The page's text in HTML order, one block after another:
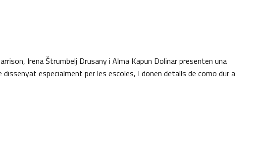
Irena Štrumbelj Drusany i Alma Kapun Dolinar presenten una
especialment per les escoles, I donen detalls de como dur a